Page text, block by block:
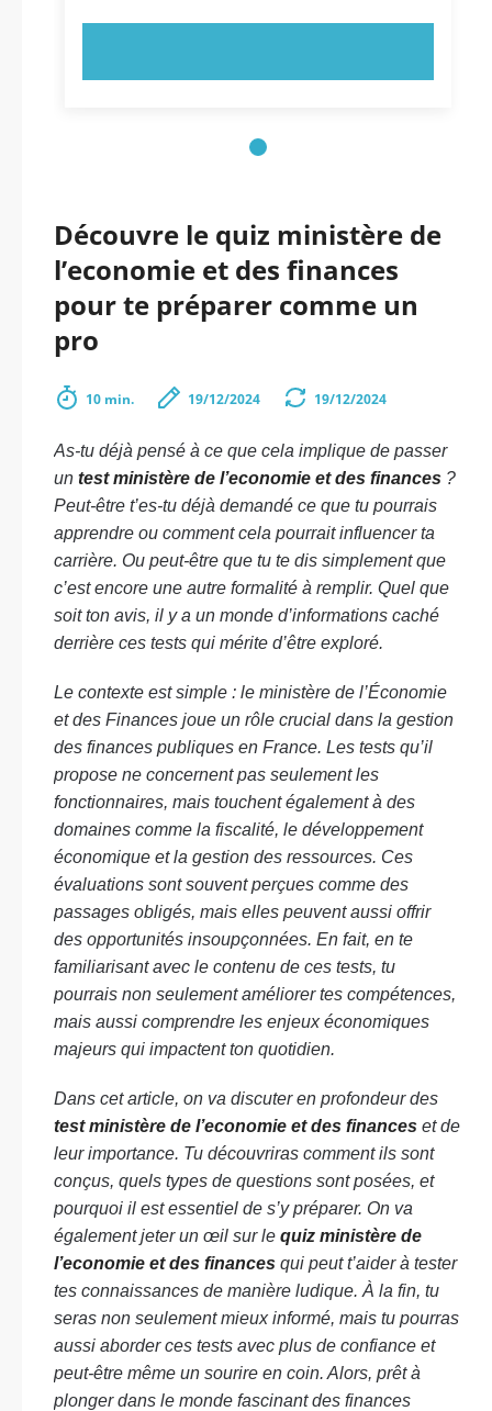
Découvre le quiz ministère de
l’economie et des finances
pour te préparer comme un
pro
10 min. 19/12/2024 19/12/2024
As-tu déjà pensé à ce que cela implique de passer
un test ministère de l’economie et des finances ?
Peut-être t’es-tu déjà demandé ce que tu pourrais
apprendre ou comment cela pourrait influencer ta
carrière. Ou peut-être que tu te dis simplement que
c’est encore une autre formalité à remplir. Quel que
soit ton avis, il y a un monde d’informations caché
derrière ces tests qui mérite d’être exploré.
Le contexte est simple : le ministère de l’Économie
et des Finances joue un rôle crucial dans la gestion
des finances publiques en France. Les tests qu’il
propose ne concernent pas seulement les
fonctionnaires, mais touchent également à des
domaines comme la fiscalité, le développement
économique et la gestion des ressources. Ces
évaluations sont souvent perçues comme des
passages obligés, mais elles peuvent aussi offrir
des opportunités insoupçonnées. En fait, en te
familiarisant avec le contenu de ces tests, tu
pourrais non seulement améliorer tes compétences,
mais aussi comprendre les enjeux économiques
majeurs qui impactent ton quotidien.
Dans cet article, on va discuter en profondeur des
test ministère de l’economie et des finances et de
leur importance. Tu découvriras comment ils sont
conçus, quels types de questions sont posées, et
pourquoi il est essentiel de s’y préparer. On va
également jeter un œil sur le quiz ministère de
l’economie et des finances qui peut t’aider à tester
tes connaissances de manière ludique. À la fin, tu
seras non seulement mieux informé, mais tu pourras
aussi aborder ces tests avec plus de confiance et
peut-être même un sourire en coin. Alors, prêt à
plonger dans le monde fascinant des finances